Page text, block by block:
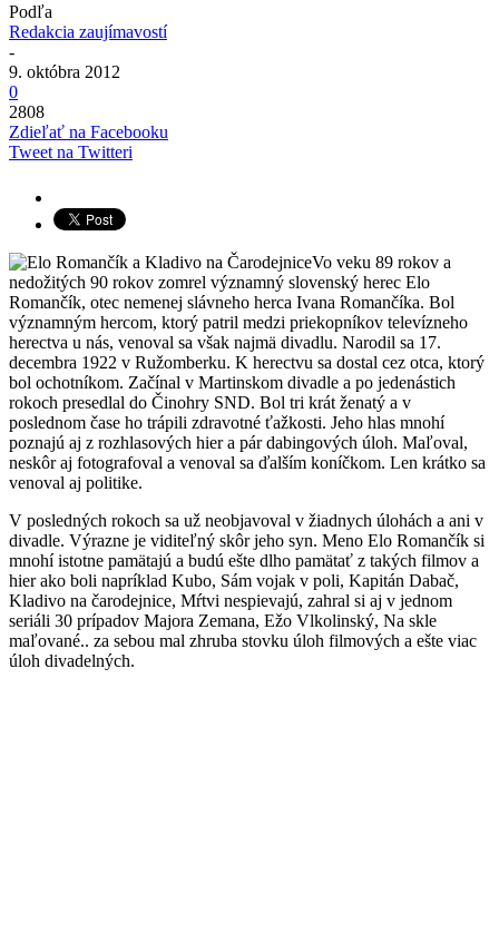
Podľa
Redakcia zaujímavostí
-
9. októbra 2012
0
2808
Zdieľať na Facebooku
Tweet na Twitteri
Vo veku 89 rokov a
nedožitých 90 rokov zomrel významný slovenský herec Elo
Romančík, otec nemenej slávneho herca Ivana Romančíka. Bol
významným hercom, ktorý patril medzi priekopníkov televízneho
herectva u nás, venoval sa však najmä divadlu. Narodil sa 17.
decembra 1922 v Ružomberku. K herectvu sa dostal cez otca, ktorý
bol ochotníkom. Začínal v Martinskom divadle a po jedenástich
rokoch presedlal do Činohry SND. Bol tri krát ženatý a v
poslednom čase ho trápili zdravotné ťažkosti. Jeho hlas mnohí
poznajú aj z rozhlasových hier a pár dabingových úloh. Maľoval,
neskôr aj fotografoval a venoval sa ďalším koníčkom. Len krátko sa
venoval aj politike.
V posledných rokoch sa už neobjavoval v žiadnych úlohách a ani v
divadle. Výrazne je viditeľný skôr jeho syn. Meno Elo Romančík si
mnohí istotne pamätajú a budú ešte dlho pamätať z takých filmov a
hier ako boli napríklad Kubo, Sám vojak v poli, Kapitán Dabač,
Kladivo na čarodejnice, Mŕtvi nespievajú, zahral si aj v jednom
seriáli 30 prípadov Majora Zemana, Ežo Vlkolinský, Na skle
maľované.. za sebou mal zhruba stovku úloh filmových a ešte viac
úloh divadelných.